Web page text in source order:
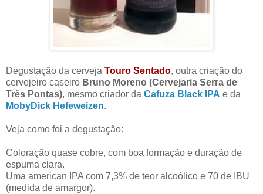
Degustação da cerveja Touro Sentado, outra criação do
cervejeiro caseiro Bruno Moreno (Cervejaria Serra de
Três Pontas), mesmo criador da Cafuza Black IPA e da
MobyDick Hefeweizen.
Veja como foi a degustação:
Coloração quase cobre, com boa formação e duração de
espuma clara.
Uma american IPA com 7,3% de teor alcoólico e 70 de IBU
(medida de amargor).